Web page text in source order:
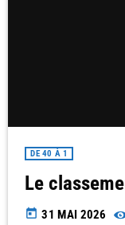
DE 40 À 1
Le
today 31 MAI 2026